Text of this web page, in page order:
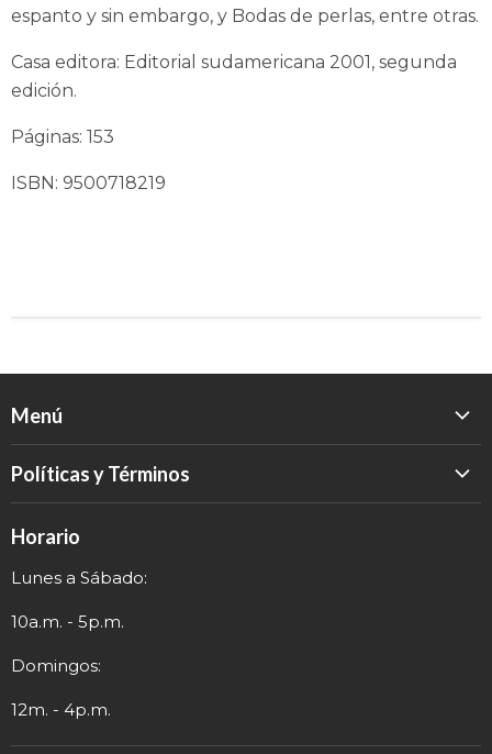
espanto y sin embargo, y Bodas de perlas, entre otras.
Casa editora: Editorial sudamericana 2001, segunda
edición.
Páginas: 153
ISBN: 9500718219
Menú
Eventos
Políticas y Términos
Política de Privacidad
Términos y Envío
Información de Contacto
Horario
Lunes a Sábado:
10a.m. - 5p.m.
Domingos:
12m. - 4p.m.